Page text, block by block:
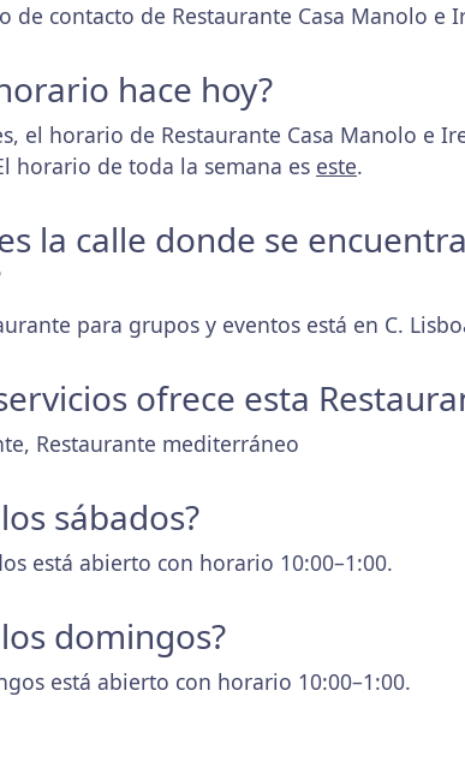
de contacto de Restaurante Casa Manolo e
hace hoy?
el horario de Restaurante Casa Manolo e
horario de toda la semana es este.
la calle donde se
para grupos y eventos está en C.
ofrece esta
Restaurante mediterráneo
sábados?
está abierto con horario 10:00–1:00.
domingos?
está abierto con horario 10:00–1:00.